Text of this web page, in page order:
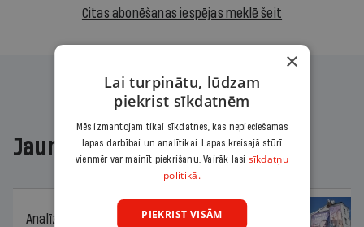
Citas abonēšanas iespējas meklē šeit
Jaunākajā žurnālā
Analīze
×
Lai turpinātu, lūdzam
piekrist sīkdatnēm
Mēs izmantojam tikai sīkdatnes, kas nepieciešamas
lapas darbībai un analītikai. Lapas kreisajā stūrī
vienmēr var mainīt piekrišanu. Vairāk lasi sīkdatņu
politikā.
PIEKRIST VISĀM